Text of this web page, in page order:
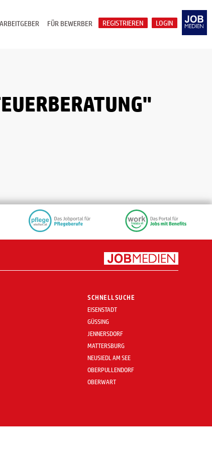
LOGIN
REGISTRIEREN
FÜR BEWERBER
SCHNELLSUCHE
EISENSTADT
GÜSSING
JENNERSDORF
MATTERSBURG
NEUSIEDL AM SEE
OBERPULLENDORF
OBERWART